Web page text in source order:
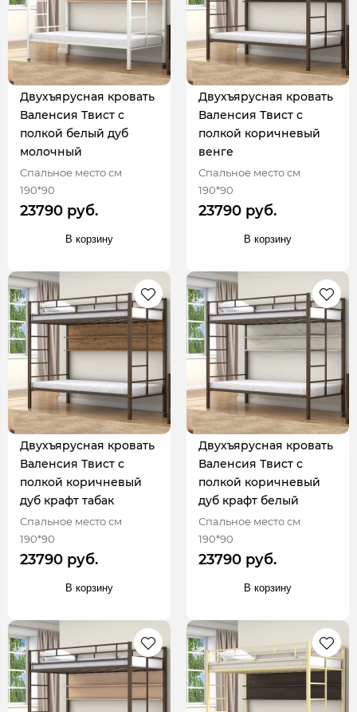
Двухъярусная кровать
Валенсия Твист с
полкой белый дуб
молочный
Спальное место см
190*90
23790 руб.
В корзину
Двухъярусная кровать
Валенсия Твист с
полкой коричневый
венге
Спальное место см
190*90
23790 руб.
В корзину
Двухъярусная кровать
Валенсия Твист с
полкой коричневый
дуб крафт табак
Спальное место см
190*90
23790 руб.
В корзину
Двухъярусная кровать
Валенсия Твист с
полкой коричневый
дуб крафт белый
Спальное место см
190*90
23790 руб.
В корзину